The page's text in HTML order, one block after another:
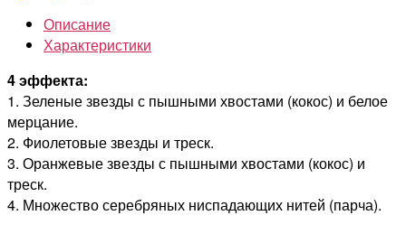
Описание
Характеристики
4 эффекта:
1. Зеленые звезды с пышными хвостами (кокос) и белое
мерцание.
2. Фиолетовые звезды и треск.
3. Оранжевые звезды с пышными хвостами (кокос) и
треск.
4. Множество серебряных ниспадающих нитей (парча).